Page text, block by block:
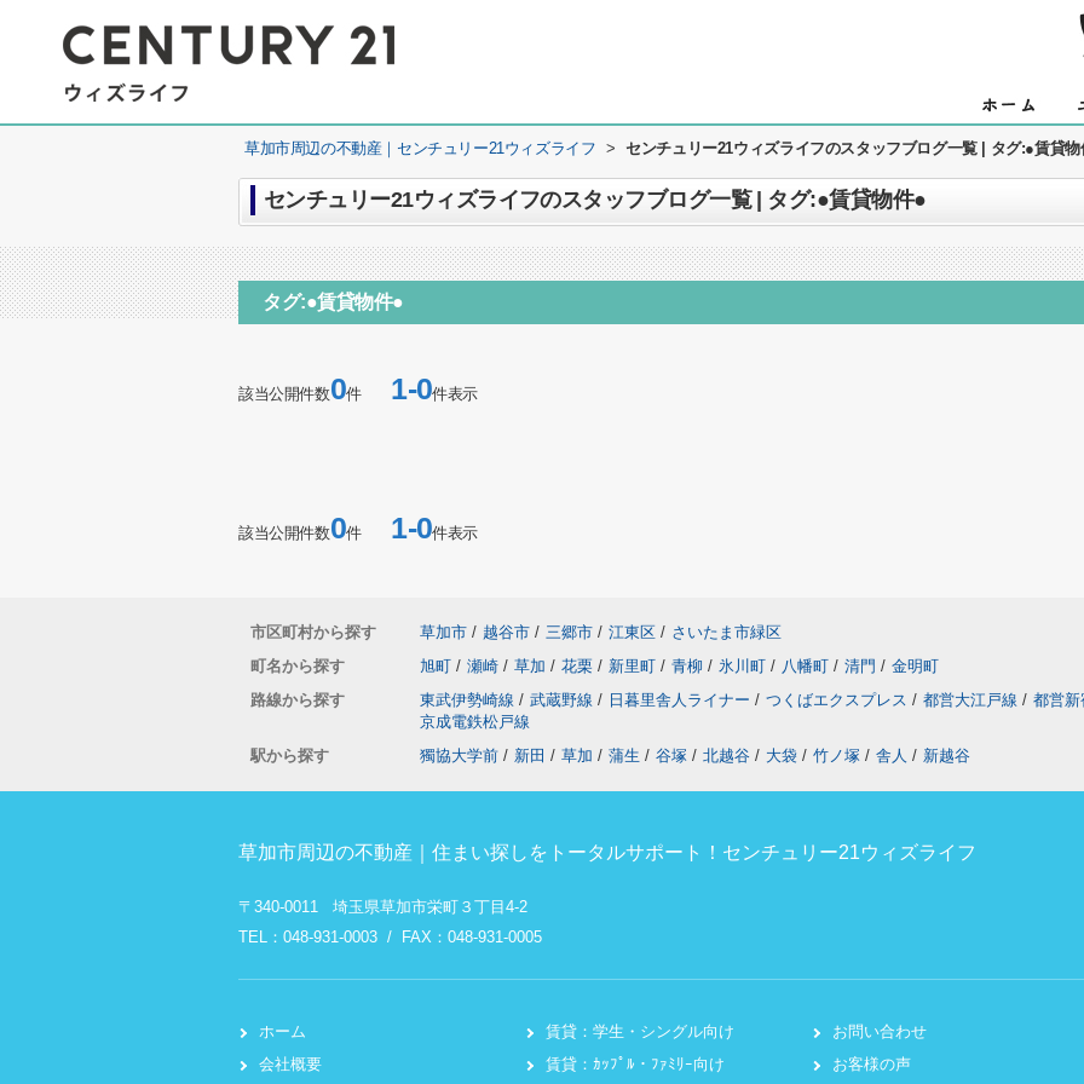
草加市周辺の不動産｜センチュリー21ウィズライフ > センチュリー21ウィズライフのスタッフブログ一覧 | タグ:●賃貸物
センチュリー21ウィズライフのスタッフブログ一覧 | タグ:●賃貸物件●
タグ:●賃貸物件●
該当公開件数0件1-0件表示
該当公開件数0件1-0件表示
市区町村から探す 草加市 / 越谷市 / 三郷市 / 江東区 / さいたま市緑区
町名から探す
旭町 / 瀬崎 / 草加 / 花栗 / 新里町 / 青柳 / 氷川町 / 八幡町 / 清門 / 金明町
路線から探す
東武伊勢崎線 / 武蔵野線 / 日暮里舎人ライナー / つくばエクスプレス / 都営大江戸線 / 都営新
京成電鉄松戸線
駅から探す
獨協大学前 / 新田 / 草加 / 蒲生 / 谷塚 / 北越谷 / 大袋 / 竹ノ塚 / 舎人 / 新越谷
草加市周辺の不動産｜住まい探しをトータルサポート！センチュリー21ウィズライフ
〒340-0011 埼玉県草加市栄町３丁目4-2
TEL：048-931-0003 / FAX：048-931-0005
ホーム
会社概要
賃貸：学生・シングル向け
賃貸：ｶｯﾌﾟﾙ・ﾌｧﾐﾘｰ向け
お問い合わせ
お客様の声